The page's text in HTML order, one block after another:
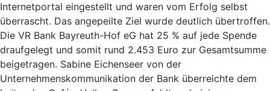
Internetportal eingestellt und waren vom Erfolg selbst
überrascht. Das angepeilte Ziel wurde deutlich übertroffen.
Die VR Bank Bayreuth-Hof eG hat 25 % auf jede Spende
draufgelegt und somit rund 2.453 Euro zur Gesamtsumme
beigetragen. Sabine Eichenseer von der
Unternehmenskommunikation der Bank überreichte dem